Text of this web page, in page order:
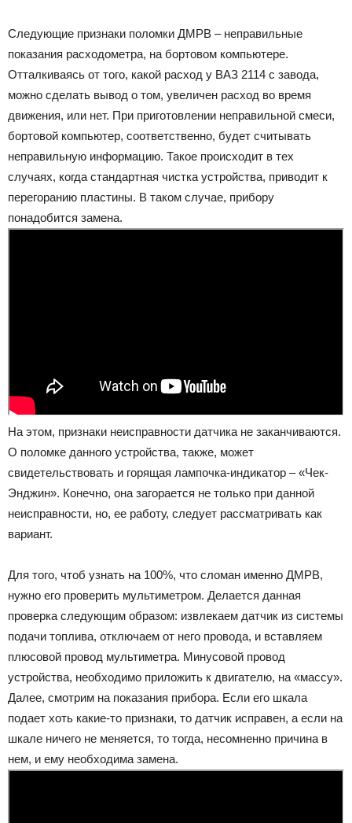
Следующие признаки поломки ДМРВ – неправильные
показания расходометра, на бортовом компьютере.
Отталкиваясь от того, какой расход у ВАЗ 2114 с завода,
можно сделать вывод о том, увеличен расход во время
движения, или нет. При приготовлении неправильной смеси,
бортовой компьютер, соответственно, будет считывать
неправильную информацию. Такое происходит в тех
случаях, когда стандартная чистка устройства, приводит к
перегоранию пластины. В таком случае, прибору
понадобится замена.
На этом, признаки неисправности датчика не заканчиваются.
О поломке данного устройства, также, может
свидетельствовать и горящая лампочка-индикатор – «Чек-
Энджин». Конечно, она загорается не только при данной
неисправности, но, ее работу, следует рассматривать как
вариант.
Для того, чтоб узнать на 100%, что сломан именно ДМРВ,
нужно его проверить мультиметром. Делается данная
проверка следующим образом: извлекаем датчик из системы
подачи топлива, отключаем от него провода, и вставляем
плюсовой провод мультиметра. Минусовой провод
устройства, необходимо приложить к двигателю, на «массу».
Далее, смотрим на показания прибора. Если его шкала
подает хоть какие-то признаки, то датчик исправен, а если на
шкале ничего не меняется, то тогда, несомненно причина в
нем, и ему необходима замена.